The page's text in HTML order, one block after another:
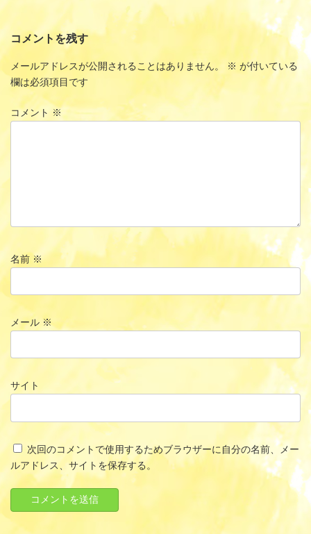
コメントを残す
メールアドレスが公開されることはありません。 ※ が付いている
欄は必須項目です
コメント ※
名前 ※
メール ※
サイト
次回のコメントで使用するためブラウザーに自分の名前、メー
ルアドレス、サイトを保存する。